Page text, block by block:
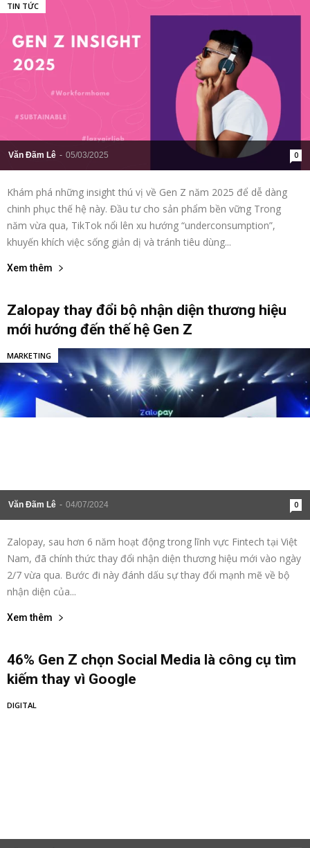
Văn Đãm Lê - 05/03/2025 0
TIN TỨC
Khám phá những insight thú vị về Gen Z năm 2025 để dễ dàng
chinh phục thế hệ này. Đầu tư cho sản phẩm bền vững Trong
năm vừa qua, TikTok nổi lên xu hướng “underconsumption”,
khuyến khích việc sống giản dị và tránh tiêu dùng...
Xem thêm
Zalopay thay đổi bộ nhận diện thương hiệu
mới hướng đến thế hệ Gen Z
Văn Đãm Lê - 04/07/2024 0
MARKETING
Zalopay, sau hơn 6 năm hoạt động trong lĩnh vực Fintech tại Việt
Nam, đã chính thức thay đổi nhận diện thương hiệu mới vào ngày
2/7 vừa qua. Bước đi này đánh dấu sự thay đổi mạnh mẽ về bộ
nhận diện của...
Xem thêm
46% Gen Z chọn Social Media là công cụ tìm
kiếm thay vì Google
DIGITAL